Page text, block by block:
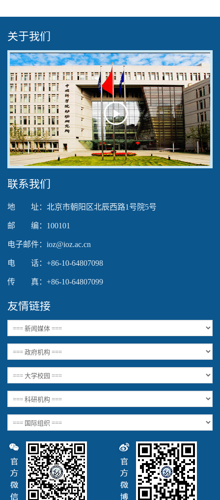
关于我们
Play
Video
联系我们
地 址：北京市朝阳区北辰西路1号院5号
邮 编：100101
电子邮件：ioz@ioz.ac.cn
电 话：+86-10-64807098
传 真：+86-10-64807099
友情链接